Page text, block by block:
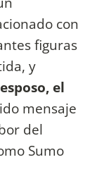
con
figuras
y
el
mensaje
del
Sumo